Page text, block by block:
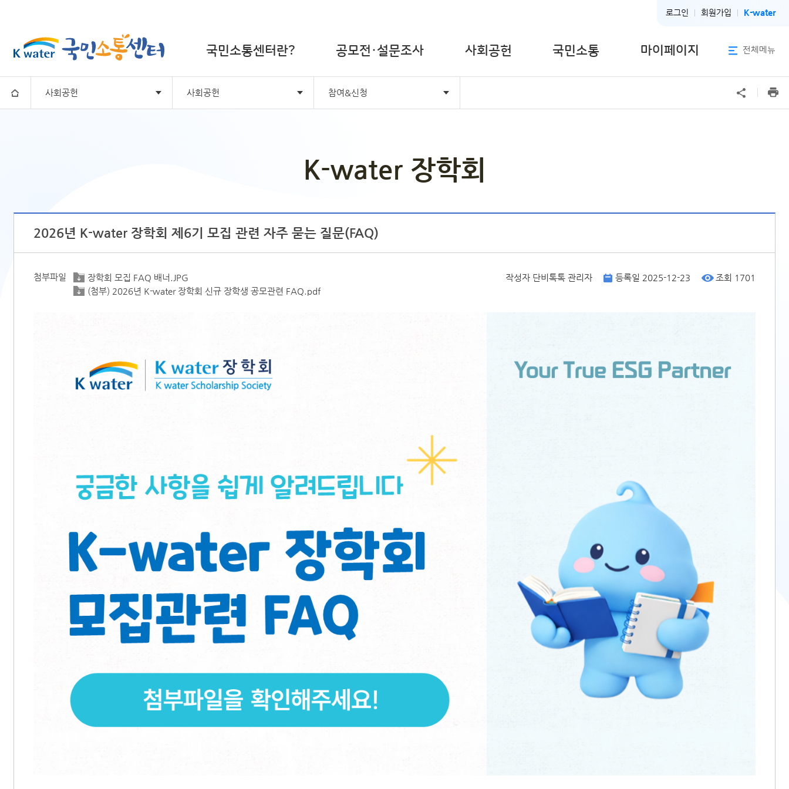
국민소통센터란? 공모전·설문조사 사회공헌 국민소통 마이페이지
로그인 회원가입 K-water
전체메뉴
사회공헌 사회공헌 참여&신청
K-water 장학회
2026년 K-water 장학회 제6기 모집 관련 자주 묻는 질문(FAQ)
작성자 단비톡톡 관리자 등록일 2025-12-23 조회 1701
첨부파일
장학회 모집 FAQ 배너.JPG
(첨부) 2026년 K-water 장학회 신규 장학생 공모관련 FAQ.pdf